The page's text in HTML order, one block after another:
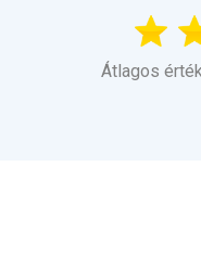
Átlagos